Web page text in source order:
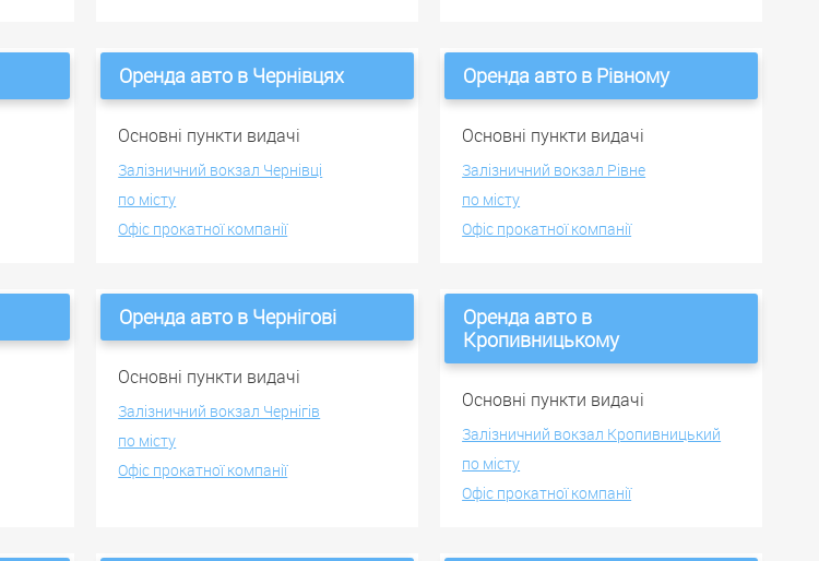
Оренда авто в Чернівцях
Основні пункти видачі
Залізничний вокзал Чернівці
по місту
Офіс прокатної компанії
Оренда авто в Рівному
Основні пункти видачі
Залізничний вокзал Рівне
по місту
Офіс прокатної компанії
Оренда авто в Чернігові
Основні пункти видачі
Залізничний вокзал Чернігів
по місту
Офіс прокатної компанії
Оренда авто в
Кропивницькому
Основні пункти видачі
Залізничний вокзал Кропивницький
по місту
Офіс прокатної компанії